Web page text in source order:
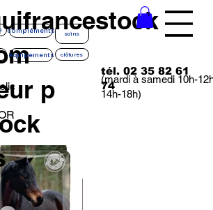
équipements
compléments
clôtures
soins
p
tél. 02 35 82 61
74
(mardi à samedi 10h-
14h-18h)